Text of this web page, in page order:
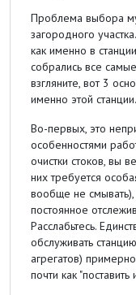
Проблема выбора
загородного
как именно в
собрались все
взгляните, вот 3
именно этой станции.
Во-первых, это
особенностями
очистки стоков, вы
них требуется
вообще не смывать),
постоянное
Расслабьтесь.
обслуживать
агрегатов)
почти как "поставить